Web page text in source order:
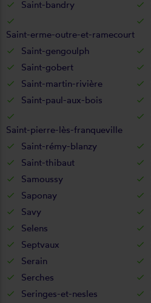
Saint-bandry
Saint-erme-outre-et-ramecourt
Saint-gengoulph
Saint-gobert
Saint-martin-rivière
Saint-paul-aux-bois
Saint-pierre-lès-franqueville
Saint-rémy-blanzy
Saint-thibaut
Samoussy
Saponay
Savy
Selens
Septvaux
Serain
Serches
Seringes-et-nesles